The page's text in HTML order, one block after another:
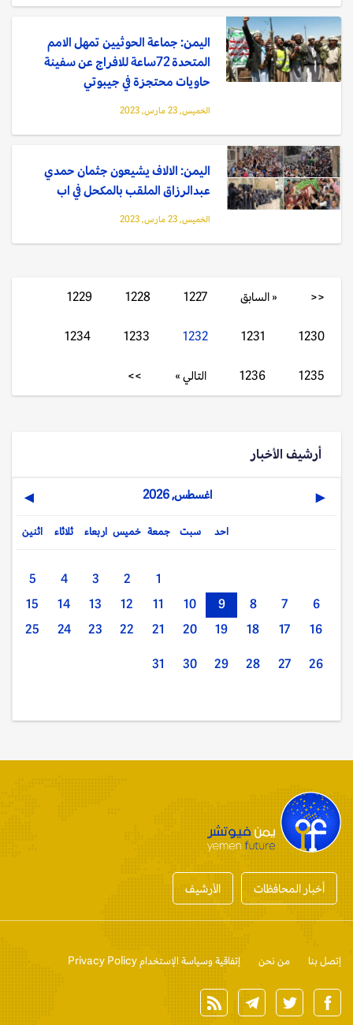
اليمن: جماعة الحوثيين تمهل الامم
المتحدة 72ساعة للافراج عن سفينة
حاويات محتجزة في جيبوتي
الخميس, 23 مارس, 2023
اليمن: الالاف يشيعون جثمان حمدي
عبدالرزاق الملقب بالمكحل في اب
الخميس, 23 مارس, 2023
<< « السابق 1227
1228
1229
1230
1231
1232
1233
1234
1235
1236 التالي » >>
أرشيف الأخبار
◀ اغسطس, 2026 ▶
اثنين ثلاثاء اربعاء خميس جمعة سبت احد
1
2
3
4
5
6
7
8
9
10
11
12
13
14
15
16
17
18
19
20
21
22
23
24
25
26
27
28
29
30
31
أخبار المحافظات الأرشيف
إتصل بنا من نحن إتفاقية وسياسة الإستخدام Privacy Policy